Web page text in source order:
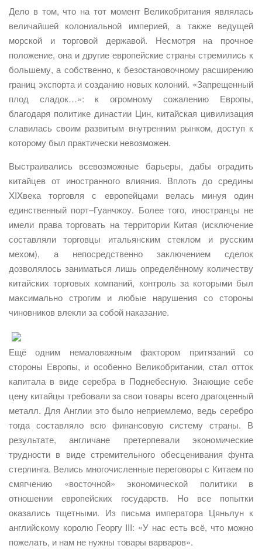
Дело в том, что на тот момент Великобритания являлась
величайшей колониальной империей, а также ведущей
морской и торговой державой. Несмотря на прочное
положение, она и другие европейские страны стремились к
большему, а собственно, к безостановочному расширению
границ экспорта и созданию новых колоний. «Запрещенный
плод сладок…»: к огромному сожалению Европы,
благодаря политике династии Цин, китайская цивилизация
славилась своим развитым внутренним рынком, доступ к
которому был практически невозможен.
Выстраивались всевозможные барьеры, дабы оградить
китайцев от иностранного влияния. Вплоть до средины
XIXвека торговля с европейцами велась минуя один
единственный порт–Гуанчжоу. Более того, иностранцы не
имели права торговать на территории Китая (исключение
составляли торговцы итальянским стеклом и русским
мехом), а непосредственно заключением сделок
дозволялось заниматься лишь определённому количеству
китайских торговых компаний, контроль за которыми был
максимально строгим и любые нарушения со стороны
чиновников влекли за собой наказание.
Ещё одним немаловажным фактором притязаний со
стороны Европы, и особенно Великобритании, стал отток
капитала в виде серебра в Поднебесную. Знающие себе
цену китайцы требовали за свои товары всего драгоценный
металл. Для Англии это было неприемлемо, ведь серебро
тогда составляло всю финансовую систему страны. В
результате, англичане претерпевали экономические
трудности в виде стремительного обесценивания фунта
стерлинга. Велись многочисленные переговоры с Китаем по
смягчению «восточной» экономической политики в
отношении европейских государств. Но все попытки
оказались тщетными. Из письма императора Цяньлун к
английскому королю Георгу III: «У нас есть всё, что можно
пожелать, и нам не нужны товары варваров».